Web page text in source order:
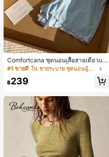
Comfortcana ชุดนอนเสื้อสายเดี่ยวแต่
งระบายและกางเกงขาสั้นสำหรับผู้หญิง
#1 ขายดี ใน ชายระบาย ชุดนอนผู้หญิง
฿239